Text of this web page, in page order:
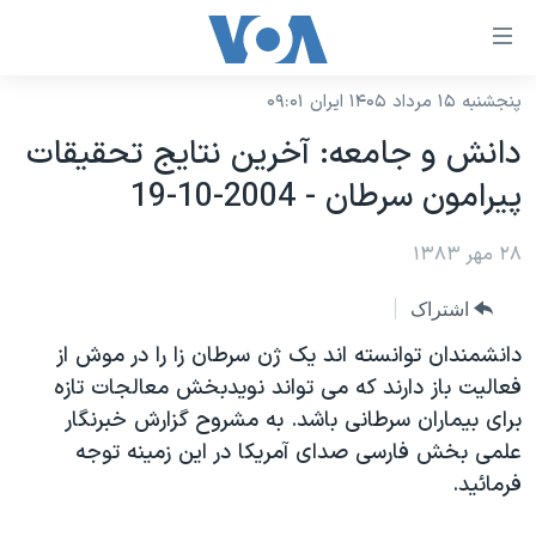
لینکهای
دسترسی
جهش
محتوای
اصلی
صفحه
اصلی
جهش
به
جستجو
نسخه سبک وب‌سایت
موضوع ها
ایران
آمریکا
جهان
ورزشی
گزیده‌ها
ویژه برنامه‌ها
برنامه های تلویزیونی
جدول برنامه ها
صفحه‌های ویژه
جام جهانی ۲۰۲۶
عملیات خشم حماسی
۲۵۰سالگی آمریکا
فرکانس‌های صدای آمریکا
پخش رادیویی
یادگیری زبان انگلیسی
پنجشنبه ۱۵ مرداد ۱۴۰۵ ایران ۰۹:۰۱
دانش و جامعه: آخرين نتايج تحقيقات
پيرامون سرطان - 2004-10-19
۲۸ مهر ۱۳۸۳
اشتراک
دانشمندان توانسته اند يک ژن سرطان زا را در موش از
فعاليت باز دارند که می تواند نويدبخش معالجات تازه
برای بيماران سرطانی باشد. به مشروح گزارش خبرنگار
علمی بخش فارسی صدای آمريکا در اين زمينه توجه
فرمائيد.